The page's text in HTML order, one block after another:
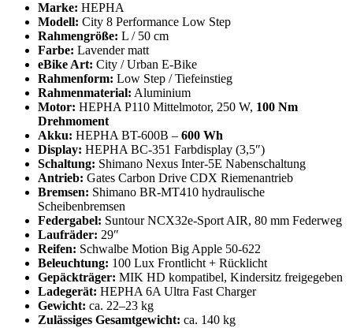
Marke: HEPHA
Modell: City 8 Performance Low Step
Rahmengröße: L / 50 cm
Farbe: Lavender matt
eBike Art: City / Urban E-Bike
Rahmenform: Low Step / Tiefeinstieg
Rahmenmaterial: Aluminium
Motor: HEPHA P110 Mittelmotor, 250 W, 100 Nm
Drehmoment
Akku: HEPHA BT-600B – 600 Wh
Display: HEPHA BC-351 Farbdisplay (3,5″)
Schaltung: Shimano Nexus Inter-5E Nabenschaltung
Antrieb: Gates Carbon Drive CDX Riemenantrieb
Bremsen: Shimano BR-MT410 hydraulische
Scheibenbremsen
Federgabel: Suntour NCX32e-Sport AIR, 80 mm Federweg
Laufräder: 29″
Reifen: Schwalbe Motion Big Apple 50-622
Beleuchtung: 100 Lux Frontlicht + Rücklicht
Gepäckträger: MIK HD kompatibel, Kindersitz freigegeben
Ladegerät: HEPHA 6A Ultra Fast Charger
Gewicht: ca. 22–23 kg
Zulässiges Gesamtgewicht: ca. 140 kg